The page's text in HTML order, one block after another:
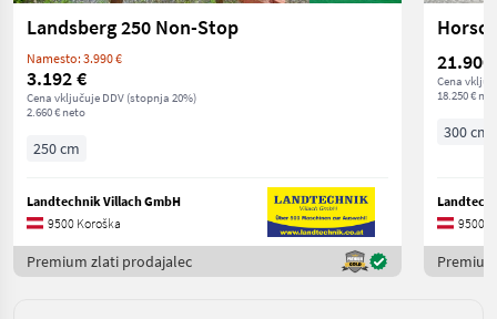
Landsberg 250 Non-Stop
Namesto: 3.990 €
3.192 €
Cena vključuje DDV (stopnja 20%)
2.660 € neto
250 cm
Landtechnik Villach GmbH
9500 Koroška
Premium zlati prodajalec
21.900
Cena
18.250 €
300 cm
9500